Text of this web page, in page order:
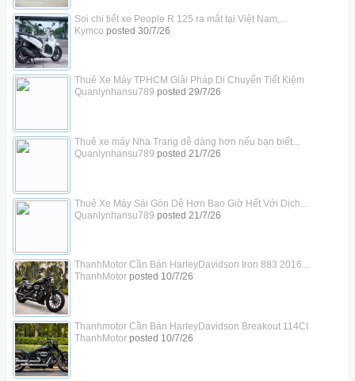
Soi chi tiết xe People R 125 ra mắt tại Việt Nam,...
Kymco posted 30/7/26
Thuê Xe Máy TPHCM Giải Pháp Di Chuyển Tiết Kiệm
Quanlynhansu789 posted 29/7/26
Thuê xe máy Nha Trang dễ dàng hơn nếu bạn biết...
Quanlynhansu789 posted 21/7/26
Thuê Xe Máy Sài Gòn Dễ Hơn Bao Giờ Hết Với Dịch...
Quanlynhansu789 posted 21/7/26
ThanhMotor Cần Bán HarleyDavidson Iron 883 2016...
ThanhMotorposted 10/7/26
Thanhmotor Cần Bán HarleyDavidson Breakout 114CI
ThanhMotorposted 10/7/26